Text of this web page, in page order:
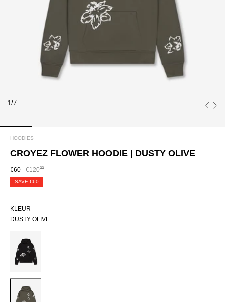
1/7
HOODIES
CROYEZ FLOWER HOODIE | DUSTY OLIVE
€60 €12000
SAVE €60
KLEUR -
DUSTY OLIVE
BLACK
DUSTY
OLIVE